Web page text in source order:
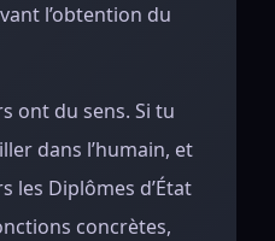
l’obtention du
ont du sens. Si tu
dans l’humain, et
les Diplômes d’État
concrètes,